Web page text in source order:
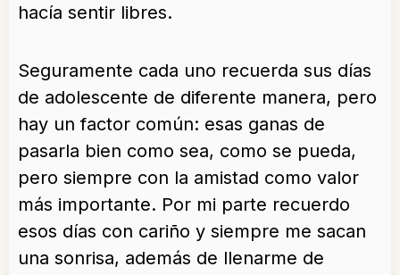
hacía sentir libres.
Seguramente cada uno recuerda sus días
de adolescente de diferente manera, pero
hay un factor común: esas ganas de
pasarla bien como sea, como se pueda,
pero siempre con la amistad como valor
más importante. Por mi parte recuerdo
esos días con cariño y siempre me sacan
una sonrisa, además de llenarme de